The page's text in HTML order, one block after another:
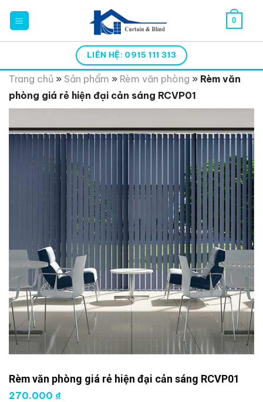
content
0
LIÊN HỆ: 0915 111 313
Trang chủ » Sản phẩm » Rèm văn phòng » Rèm văn
phòng giá rẻ hiện đại cản sáng RCVP01
Rèm văn phòng giá rẻ hiện đại cản sáng RCVP01
270.000 ₫